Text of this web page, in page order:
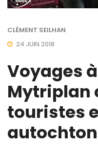
CLÉMENT SEILHAN
24 JUIN 2018
Voyages
Mytriplan
touristes